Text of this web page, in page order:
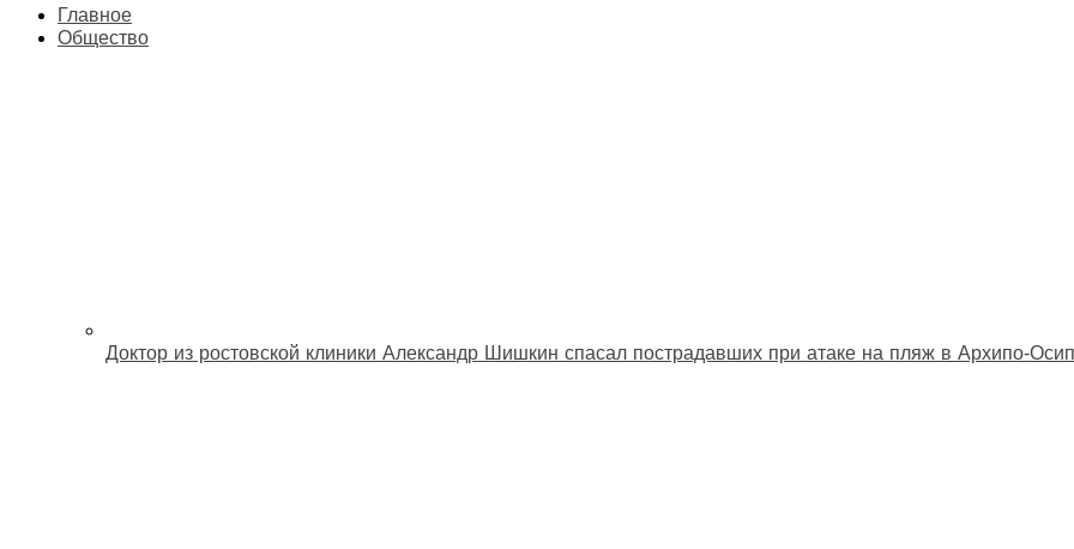
Главное
Общество
Доктор из ростовской клиники Александр Шишкин спасал пострадавших при атаке на пляж в